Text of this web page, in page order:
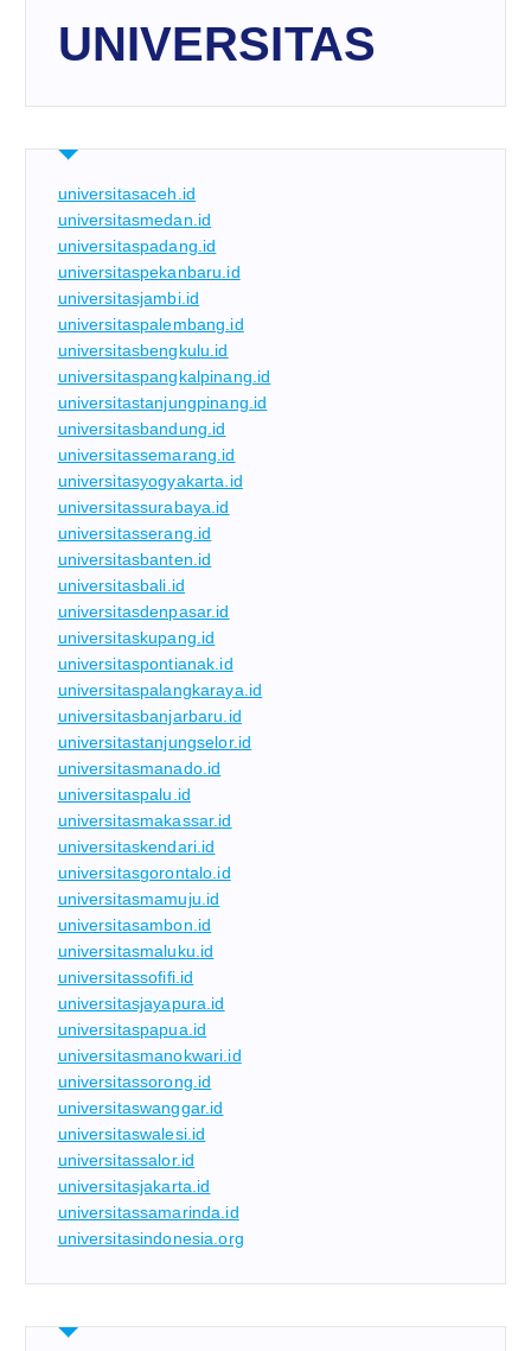
UNIVERSITAS
universitasaceh.id
universitasmedan.id
universitaspadang.id
universitaspekanbaru.id
universitasjambi.id
universitaspalembang.id
universitasbengkulu.id
universitaspangkalpinang.id
universitastanjungpinang.id
universitasbandung.id
universitassemarang.id
universitasyogyakarta.id
universitassurabaya.id
universitasserang.id
universitasbanten.id
universitasbali.id
universitasdenpasar.id
universitaskupang.id
universitaspontianak.id
universitaspalangkaraya.id
universitasbanjarbaru.id
universitastanjungselor.id
universitasmanado.id
universitaspalu.id
universitasmakassar.id
universitaskendari.id
universitasgorontalo.id
universitasmamuju.id
universitasambon.id
universitasmaluku.id
universitassofifi.id
universitasjayapura.id
universitaspapua.id
universitasmanokwari.id
universitassorong.id
universitaswanggar.id
universitaswalesi.id
universitassalor.id
universitasjakarta.id
universitassamarinda.id
universitasindonesia.org